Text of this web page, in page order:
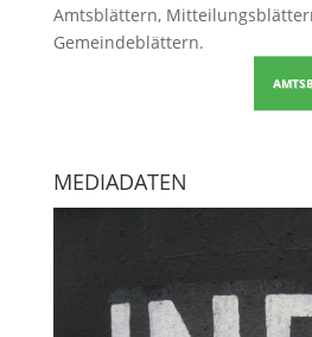
Amtsblättern,
Gemeindeblättern.
MEDIADATEN